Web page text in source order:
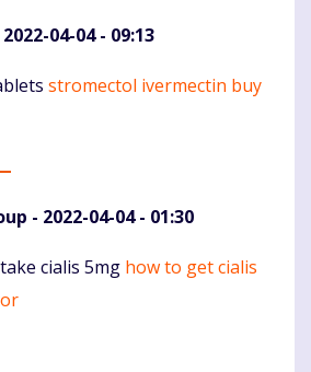
2022-04-04 - 09:13
stromectol ivermectin buy
- 2022-04-04 - 01:30
cialis 5mg how to get cialis